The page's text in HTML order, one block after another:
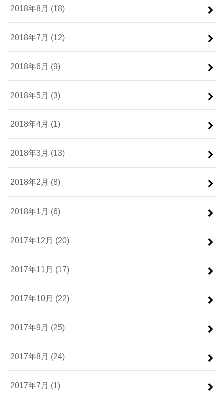
2018年8月 (18)
2018年7月 (12)
2018年6月 (9)
2018年5月 (3)
2018年4月 (1)
2018年3月 (13)
2018年2月 (8)
2018年1月 (6)
2017年12月 (20)
2017年11月 (17)
2017年10月 (22)
2017年9月 (25)
2017年8月 (24)
2017年7月 (1)